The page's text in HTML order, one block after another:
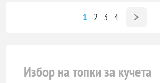
1 2 3 4
Избор на топки за кучета